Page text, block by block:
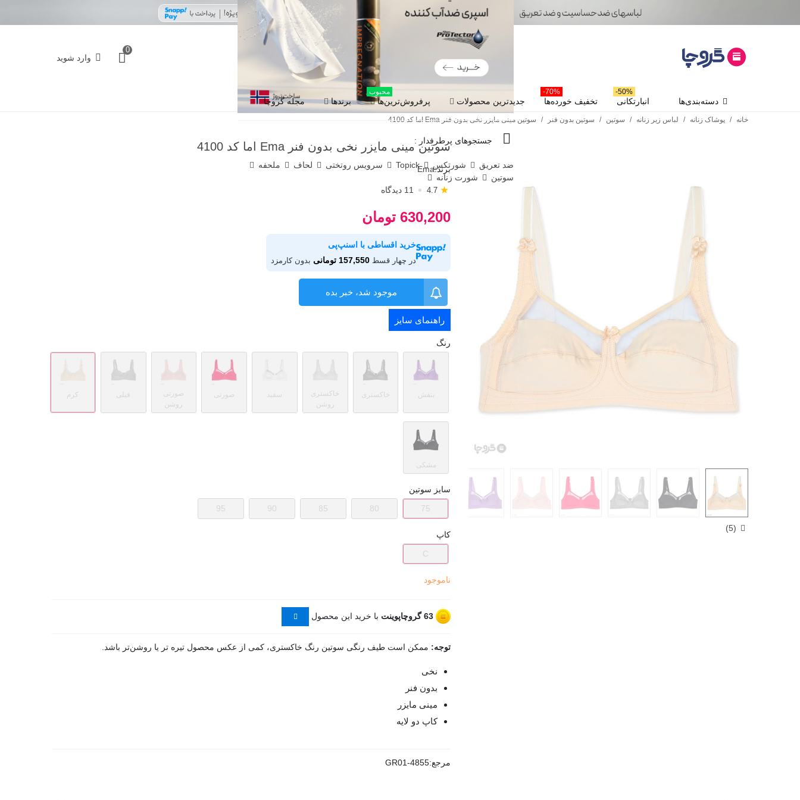
جستجوهای پرطرفدار :
ضد تعریق شورتکس Topick سرویس روتختی لحاف
ملحفه
سوتین
شورت زنانه
0
وارد شوید
دسته‌بندی‌ها انبارتکانی
50%-
تخفیف خورده‌ها
70%-
جدیدترین محصولات پرفروش‌ترین‌ها
محبوب
برندها مجله گروچا
خانه / پوشاک زنانه / لباس زیر زنانه / سوتین / سوتین بدون فنر / سوتین مینی مایزر نخی بدون فنر Ema اما کد 4100
(
5
)
سوتین مینی مایزر نخی بدون فنر Ema اما کد 4100
برند:Ema
4.7 ★ 11 دیدگاه
630,200 تومان
خرید اقساطی با اسنپ‌پی
در چهار قسط 157,550 تومانی بدون کارمزد
موجود شد، خبر بده
راهنمای سایز
رنگ
بنفش خاکستری
خاکستری
روشن
سفید صورتی
صورتی
روشن
فیلی کرم
مشکی
سایز سوتین
75
80
85
90
95
کاپ
C
ناموجود
63گروچاپوینت با خرید این محصول
توجه: ممکن است طیف رنگی سوتین رنگ خاکستری، کمی از عکس محصول تیره تر یا روشن‌تر باشد.
نخی
بدون فنر
مینی مایزر
کاپ دو لایه
مرجع:GR01-4855